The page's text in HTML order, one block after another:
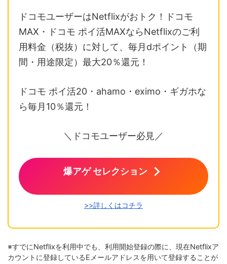
ドコモユーザーはNetflixがおトク！ドコモ
MAX・ドコモ ポイ活MAXならNetflixのご利
用料金（税抜）に対して、毎月dポイント（期
間・用途限定）最大20％還元！
ドコモ ポイ活20・ahamo・eximo・ギガホな
ら毎月10％還元！
＼ドコモユーザー必見／
爆アゲ セレクション
>>詳しくはコチラ
※すでにNetflixを利用中でも、利用開始登録の際に、現在Netflixア
カウントに登録しているEメールアドレスを用いて登録することが